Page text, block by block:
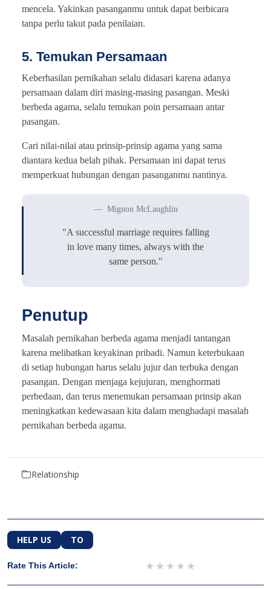
mencela. Yakinkan pasanganmu untuk dapat berbicara
tanpa perlu takut pada penilaian.
5. Temukan Persamaan
Keberhasilan pernikahan selalu didasari karena adanya
persamaan dalam diri masing-masing pasangan. Meski
berbeda agama, selalu temukan poin persamaan antar
pasangan.
Cari nilai-nilai atau prinsip-prinsip agama yang sama
diantara kedua belah pihak. Persamaan ini dapat terus
memperkuat hubungan dengan pasanganmu nantinya.
Mignon McLaughlin
"A successful marriage requires falling
in love many times, always with the
same person."
Penutup
Masalah pernikahan berbeda agama menjadi tantangan
karena melibatkan keyakinan pribadi. Namun keterbukaan
di setiap hubungan harus selalu jujur dan terbuka dengan
pasangan. Dengan menjaga kejujuran, menghormati
perbedaan, dan terus menemukan persamaan prinsip akan
meningkatkan kedewasaan kita dalam menghadapi masalah
pernikahan berbeda agama.
Relationship
HELP US TO
Rate This Article: 4 stars
3 stars
2 stars
1 star